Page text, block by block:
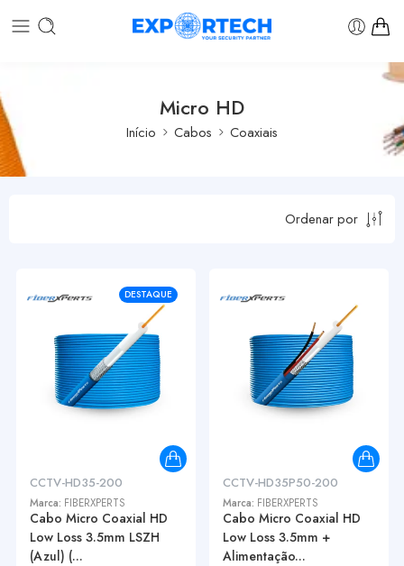
Micro HD
Início Cabos Coaxiais
Ordenar por
DESTAQUE
CCTV-HD35-200
Marca: FIBERXPERTS
Cabo Micro Coaxial HD
Low Loss 3.5mm LSZH
(Azul) (...
CCTV-HD35P50-200
Marca: FIBERXPERTS
Cabo Micro Coaxial HD
Low Loss 3.5mm +
Alimentação...